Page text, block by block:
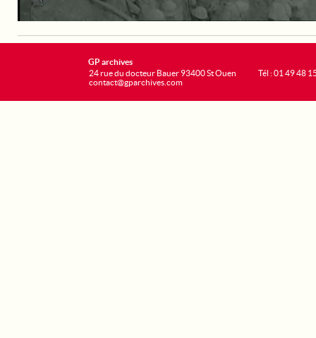
GP archives
24 rue du docteur Bauer 93400 St Ouen
contact@gparchives.com
Tél : 01 49 48